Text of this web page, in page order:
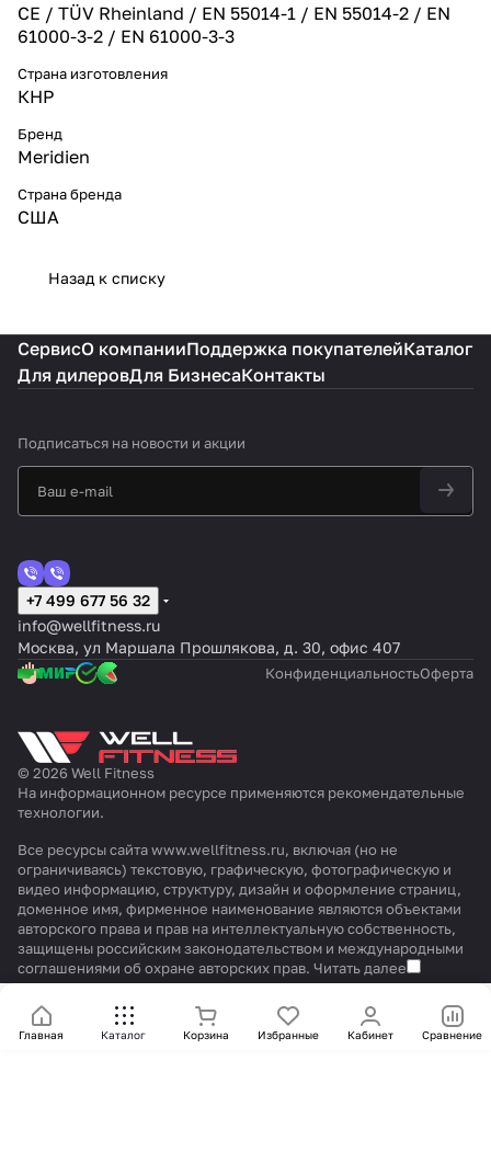
CE / TÜV Rheinland / EN 55014-1 / EN 55014-2 / EN
61000-3-2 / EN 61000-3-3
Страна изготовления
КНР
Бренд
Meridien
Страна бренда
США
Назад к списку
Главная Каталог Корзина Избранные Кабинет Сравнение
СервисО компанииПоддержка покупателейКаталог
Для дилеровДля БизнесаКонтакты
Подписаться на новости и акции
+7 499 677 56 32
info@wellfitness.ru
Москва, ул Маршала Прошлякова, д. 30, офис 407
КонфиденциальностьОферта
© 2026 Well Fitness
На информационном ресурсе применяются рекомендательные
технологии.
Все ресурсы сайта www.wellfitness.ru, включая (но не
ограничиваясь) текстовую, графическую, фотографическую и
видео информацию, структуру, дизайн и оформление страниц,
доменное имя, фирменное наименование являются объектами
авторского права и прав на интеллектуальную собственность,
защищены российским законодательством и международными
соглашениями об охране авторских прав. Читать далее